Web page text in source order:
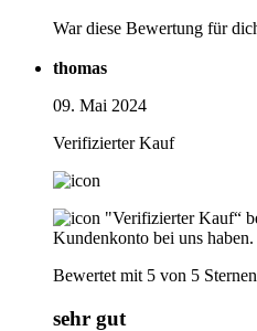
War diese Bewertung für
thomas
09. Mai 2024
Verifizierter Kauf
"Verifizierter Kauf“
Kundenkonto bei uns haben.
Bewertet mit 5 von 5
sehr gut